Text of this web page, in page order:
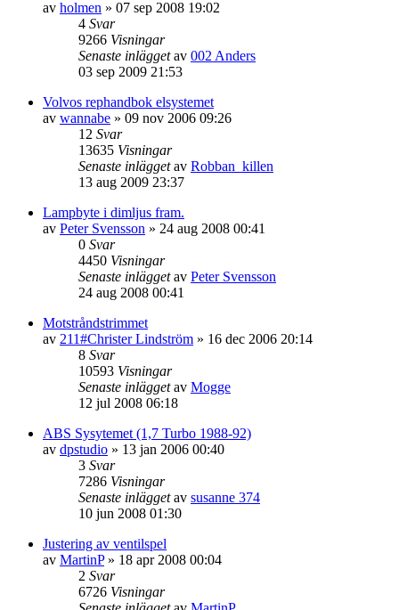
av holmen » 07 sep 2008 19:02
4 Svar
9266 Visningar
Senaste inläggetav 002 Anders
03 sep 2009 21:53
Volvos rephandbok elsystemet
av wannabe » 09 nov 2006 09:26
12 Svar
13635 Visningar
Senaste inläggetav Robban_killen
13 aug 2009 23:37
Lampbyte i dimljus fram.
av Peter Svensson » 24 aug 2008 00:41
0 Svar
4450 Visningar
Senaste inläggetav Peter Svensson
24 aug 2008 00:41
Motstråndstrimmet
av 211#Christer Lindström » 16 dec 2006 20:14
8 Svar
10593 Visningar
Senaste inläggetav Mogge
12 jul 2008 06:18
ABS Sysytemet (1,7 Turbo 1988-92)
av dpstudio » 13 jan 2006 00:40
3 Svar
7286 Visningar
Senaste inläggetav susanne 374
10 jun 2008 01:30
Justering av ventilspel
av MartinP» 18 apr 2008 00:04
2 Svar
6726 Visningar